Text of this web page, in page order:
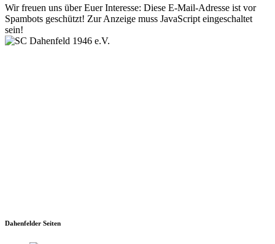
Wir freuen uns über Euer Interesse: Diese E-Mail-Adresse ist vor
Spambots geschützt! Zur Anzeige muss JavaScript eingeschaltet
sein!
Dahenfelder Seiten